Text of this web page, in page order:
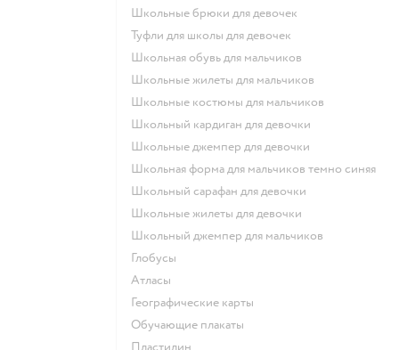
Школьные брюки для девочек
Туфли для школы для девочек
Школьная обувь для мальчиков
Школьные жилеты для мальчиков
Школьные костюмы для мальчиков
Школьный кардиган для девочки
Школьные джемпер для девочки
Школьная форма для мальчиков темно синяя
Школьный сарафан для девочки
Школьные жилеты для девочки
Школьный джемпер для мальчиков
Глобусы
Атласы
Географические карты
Обучающие плакаты